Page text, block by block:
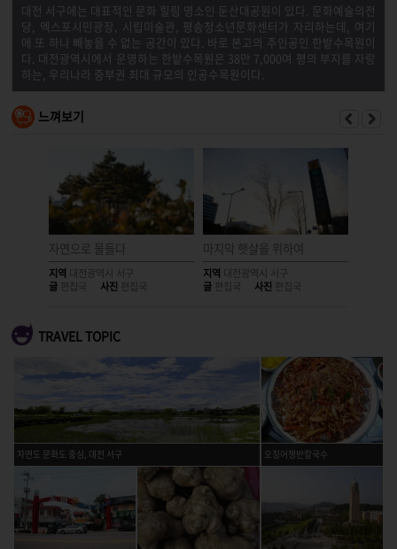
대전 서구에는 대표적인 문화 힐링 명소인 둔산대공원이 있다. 문화예술의전
당, 엑스포시민광장, 시립미술관, 평송청소년문화센터가 자리하는데, 여기
에 또 하나 빼놓을 수 없는 공간이 있다. 바로 본고의 주인공인 한밭수목원이
다. 대전광역시에서 운영하는 한밭수목원은 38만 7,000여 평의 부지를 자랑
하는, 우리나라 중부권 최대 규모의 인공수목원이다.
느껴보기
자연으로 물들다
지역 대전광역시 서구
글 편집국 사진 편집국
마지막 햇살을 위하여
지역 대전광역시 서구
글 편집국 사진 편집국
TRAVEL TOPIC
오징어쟁반칼국수
자연도 문화도 중심, 대전 서구